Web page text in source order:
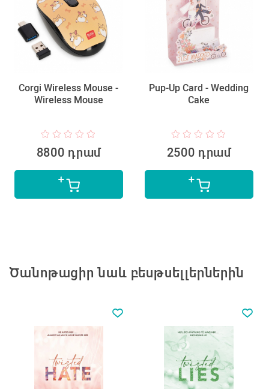
Corgi Wireless Mouse -
Wireless Mouse
8800 դրամ
Pup-Up Card - Wedding
Cake
2500 դրամ
Ծանոթացիր նաև բեսթսելլերներին